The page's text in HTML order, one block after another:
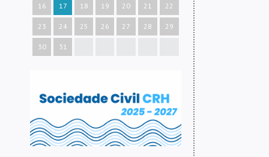
16 17 18 19 20 21 22
23 24 25 26 27 28 29
30 31